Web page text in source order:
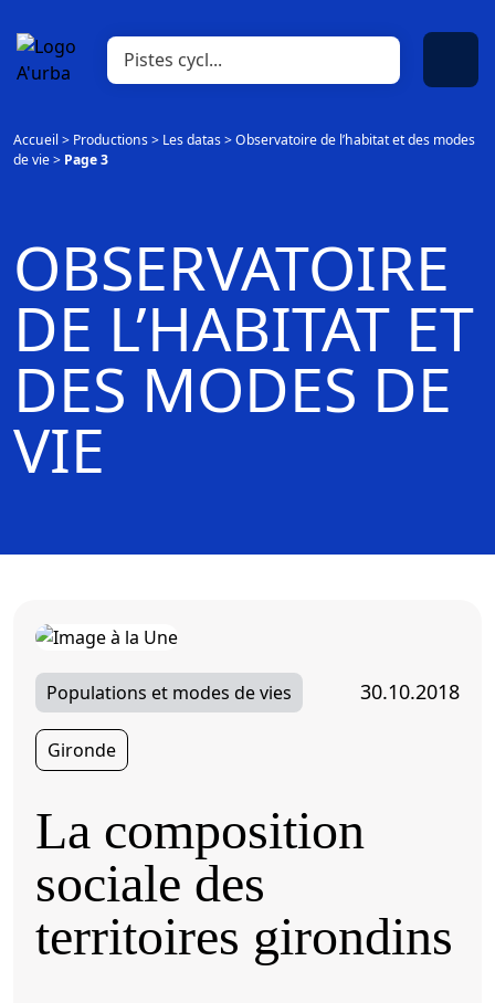
Accueil> Productions> Les datas>Observatoire de l’habitat et des modes
de vie> Page 3
OBSERVATOIRE
DE L’HABITAT ET
DES MODES DE
VIE
Populations et modes de vies 30.10.2018
Gironde
La composition
sociale des
territoires girondins